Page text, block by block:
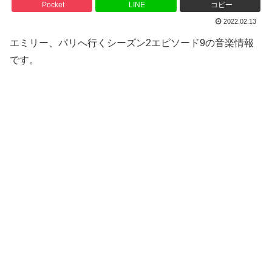
Pocket LINE コピー
2022.02.13
エミリー、パリへ行くシーズン2エピソード9の音楽情報
です。